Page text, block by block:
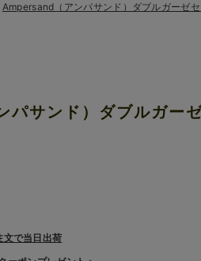
Ampersand（アンパサンド）ダブルガーゼ
サンド）ダブルガー
で当日出荷